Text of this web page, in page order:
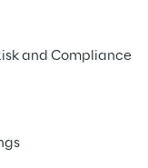
and Compliance